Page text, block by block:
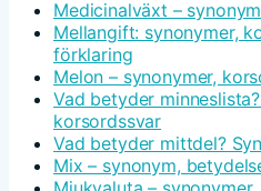
Medicinalväxt –
Mellangift: synonymer,
förklaring
Melon – synonymer,
Vad betyder
korsordssvar
Vad betyder mittdel?
Mix – synonym,